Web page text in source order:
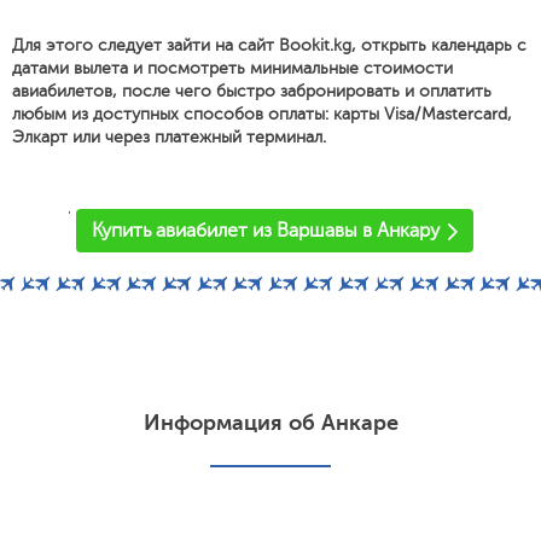
Для этого следует зайти на сайт Bookit.kg, открыть календарь с
датами вылета и посмотреть минимальные стоимости
авиабилетов, после чего быстро забронировать и оплатить
любым из доступных способов оплаты: карты Visa/Mastercard,
Элкарт или через платежный терминал.
'
Купить авиабилет из Варшавы в Анкару
Информация об Анкаре